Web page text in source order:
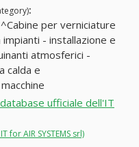
:
per verniciature
- installazione e
atmosferici -
calda e
ufficiale dell'IT
AIR SYSTEMS srl)